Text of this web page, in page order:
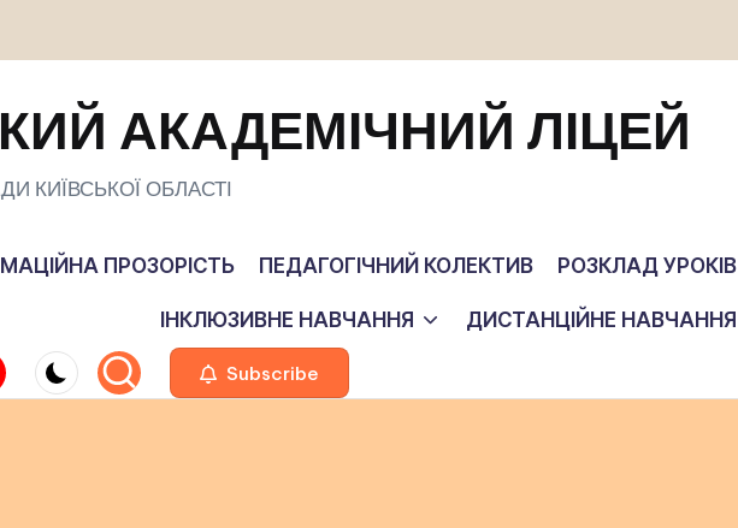
АКАДЕМІЧНИЙ ЛІЦЕЙ
КИЇВСЬКОЇ ОБЛАСТІ
ПРОЗОРІСТЬ ПЕДАГОГІЧНИЙ КОЛЕКТИВ РОЗКЛАД УРОКІВ
ІНКЛЮЗИВНЕ НАВЧАННЯ ДИСТАНЦІЙНЕ НАВЧАННЯ
Subscribe